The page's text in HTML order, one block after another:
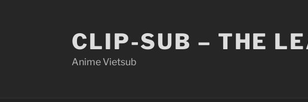
CLIP-SUB – THE
Anime Vietsub